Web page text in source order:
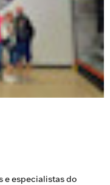
e especialistas do